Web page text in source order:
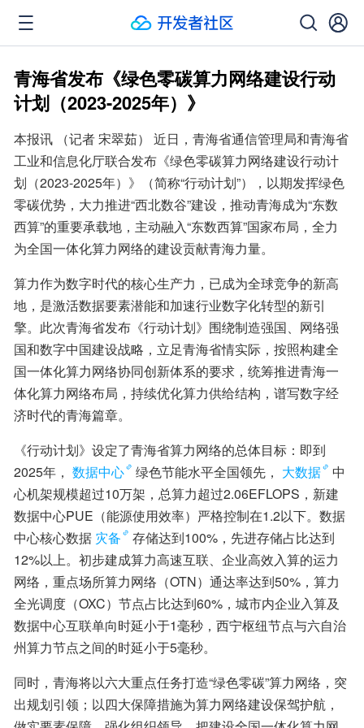
青海省发布《绿色零碳算力网络建设行动
计划（2023-2025年）》
本报讯 （记者 宋翠茹） 近日，青海省通信管理局和青海省
工业和信息化厅联合发布《绿色零碳算力网络建设行动计
划（2023-2025年）》（简称“行动计划”），以期发挥绿色
零碳优势，大力推进“西北数谷”建设，推动青海成为“东数
西算”的重要承载地，主动融入“东数西算”国家布局，全力
为全国一体化算力网络的建设贡献青海力量。
算力作为数字时代的核心生产力，已成为全球竞争的新高
地，是激活数据要素潜能和加速行业数字化转型的新引
擎。此次青海省发布《行动计划》围绕制造强国、网络强
国和数字中国建设战略，立足青海省情实际，按照构建全
国一体化算力网络协同创新体系的要求，统筹推进青海一
体化算力网络布局，持续优化算力供给结构，谱写数字经
济时代的青海篇章。
《行动计划》设定了青海省算力网络的总体目标：即到
2025年， 数据中心 绿色节能水平全国领先， 大数据
中
心机架规模超过10万架，总算力超过2.06EFLOPS，新建
数据中心PUE（能源使用效率）严格控制在1.2以下。数据
中心核心数据 灾备
存储达到100%，先进存储占比达到
12%以上。初步建成算力高速互联、企业高效入算的运力
网络，重点场所算力网络（OTN）通达率达到50%，算力
全光调度（OXC）节点占比达到60%，城市内企业入算及
数据中心互联单向时延小于1毫秒，西宁枢纽节点与六自治
州算力节点之间的时延小于5毫秒。
同时，青海将以六大重点任务打造“绿色零碳”算力网络，突
出规划引领；以四大保障措施为算力网络建设保驾护航，